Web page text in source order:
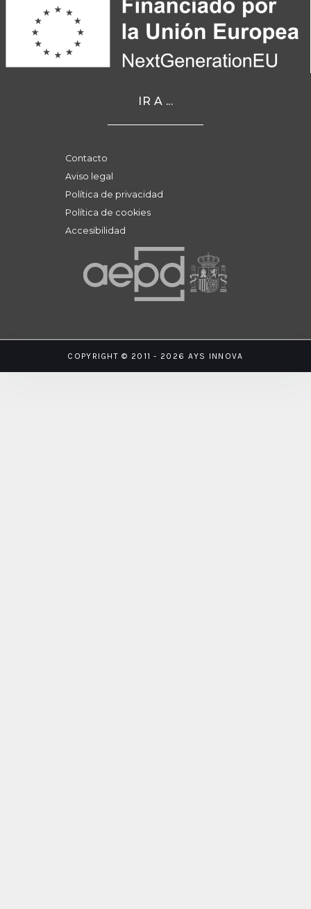
IR A ...
Contacto
Aviso legal
Política de privacidad
Política de cookies
Accesibilidad
COPYRIGHT © 2011 - 2026 AYS INNOVA